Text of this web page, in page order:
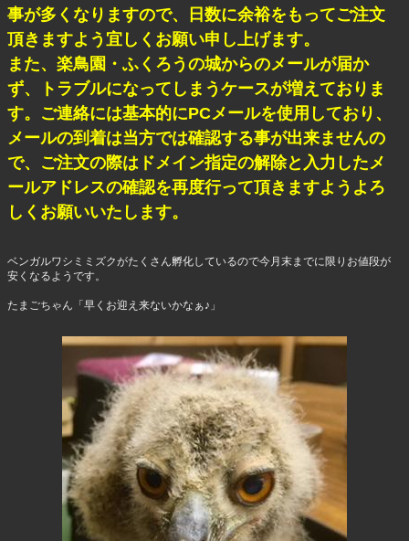
事が多くなりますので、日数に余裕をもってご注文
頂きますよう宜しくお願い申し上げます。
また、楽鳥園・ふくろうの城からのメールが届か
ず、トラブルになってしまうケースが増えておりま
す。ご連絡には基本的にPCメールを使用しており、
メールの到着は当方では確認する事が出来ませんの
で、ご注文の際はドメイン指定の解除と入力したメ
ールアドレスの確認を再度行って頂きますようよろ
しくお願いいたします。
ベンガルワシミミズクがたくさん孵化しているので今月末までに限りお値段が
安くなるようです。
たまごちゃん「早くお迎え来ないかなぁ♪」